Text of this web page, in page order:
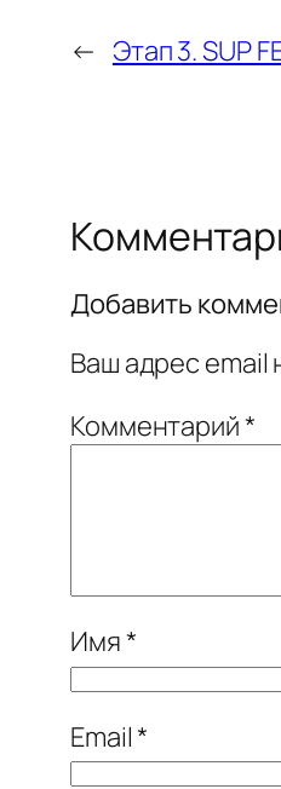
← Этап 3. SUP
Добавить
Ваш адрес email
Комментарий*
Имя*
Email*